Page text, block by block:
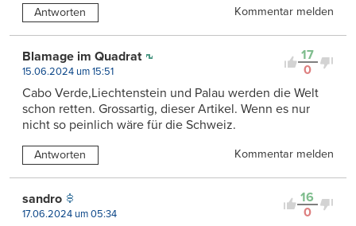
Antworten Kommentar melden
17
0
Blamage im Quadrat
15.06.2024 um 15:51
Cabo Verde,Liechtenstein und Palau werden die Welt
schon retten. Grossartig, dieser Artikel. Wenn es nur
nicht so peinlich wäre für die Schweiz.
Antworten Kommentar melden
16
0
sandro
17.06.2024 um 05:34